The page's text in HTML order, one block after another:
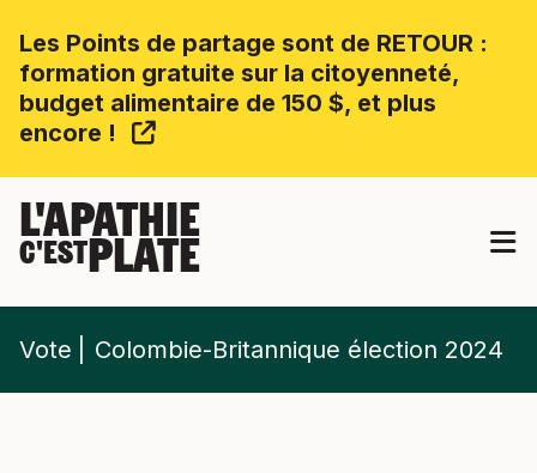
Les Points de partage sont de RETOUR :
formation gratuite sur la citoyenneté,
budget alimentaire de 150 $, et plus
encore !
L'APATHIE
C'ESTPLATE
Vote Colombie-Britannique élection 2024